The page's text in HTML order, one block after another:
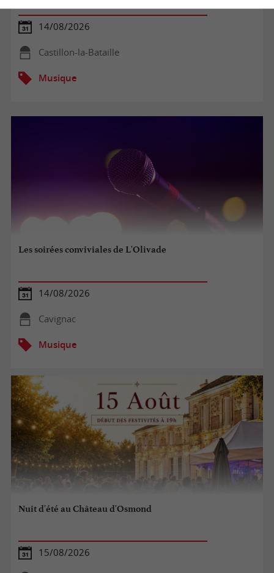
14/08/2026
Castillon-la-Bataille
Musique
Les soirées conviviales de L'Olivade
14/08/2026
Cavignac
Musique
Nuit d'été au Château d'Osmond
15/08/2026